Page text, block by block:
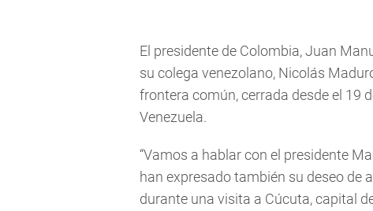
El presidente de Colombia, Juan
su colega venezolano, Nicolás
frontera común, cerrada desde el 19
Venezuela.
“Vamos a hablar con el presidente
han expresado también su deseo de
durante una visita a Cúcuta, capital